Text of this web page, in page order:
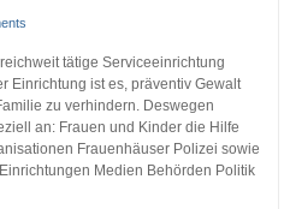
tätige Serviceeinrichtung
Einrichtung ist es, präventiv Gewalt
zu verhindern. Deswegen
an: Frauen und Kinder die Hilfe
Frauenhäuser Polizei sowie
Medien Behörden Politik